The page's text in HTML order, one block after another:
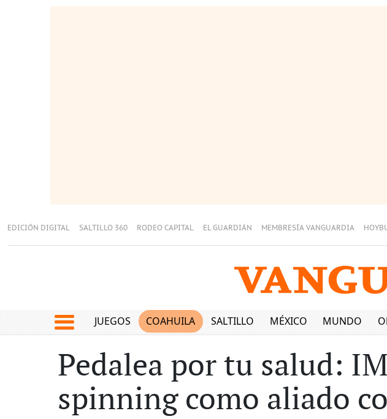
EDICIÓN DIGITAL SALTILLO 360 RODEO CAPITAL EL GUARDIÁN MEMBRESÍA VANGUARDIA
JUEGOS COAHUILA SALTILLO MÉXICO MUNDO
Pedalea por tu salud:
spinning como aliado